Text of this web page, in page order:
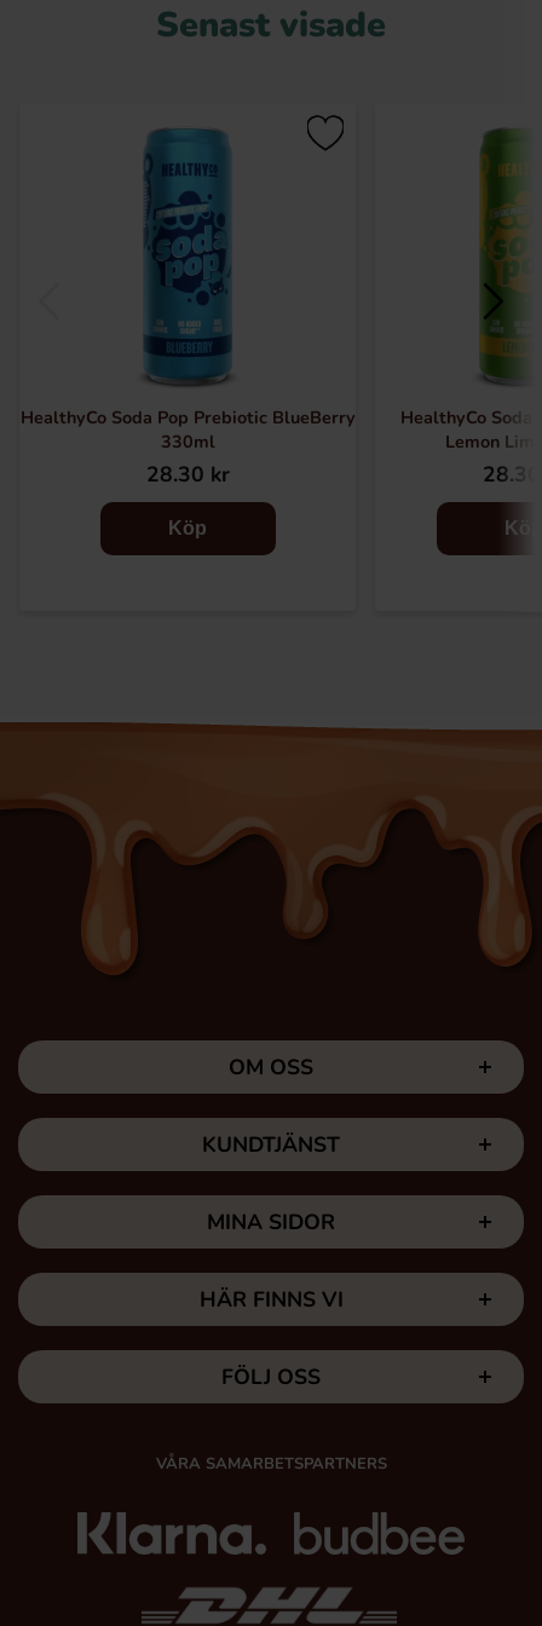
Senast visade
HealthyCo Soda Pop Prebiotic BlueBerry
330ml
28.30 kr
Köp
HealthyCo Soda
Lemon
Köp
OM OSS
KUNDTJÄNST
MINA SIDOR
HÄR FINNS VI
FÖLJ OSS
VÅRA SAMARBETSPARTNERS